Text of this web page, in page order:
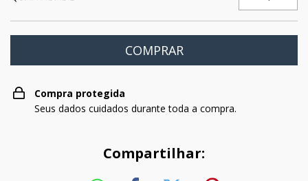
Compra protegida
Seus dados cuidados durante toda a compra.
Compartilhar: